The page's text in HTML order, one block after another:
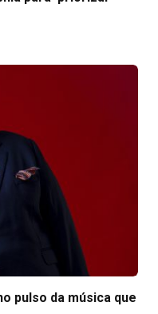
pulso da música que